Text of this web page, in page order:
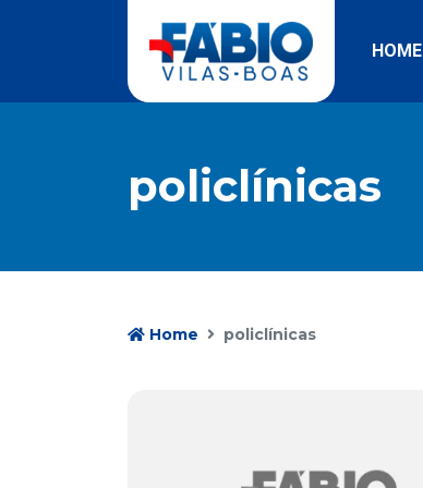
HOME
policlínicas
Home policlínicas